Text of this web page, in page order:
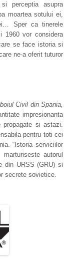
perceptia asupra
moartea sotului ei,
Sper ca tinerele
1960 vor considera
se face istoria si
ne-a oferit tuturor
Civil din Spania,
impresionanta
si astazi.
pentru toti cei
“Istoria serviciilor
autorul
din URSS (GRU) si
secrete sovietice.